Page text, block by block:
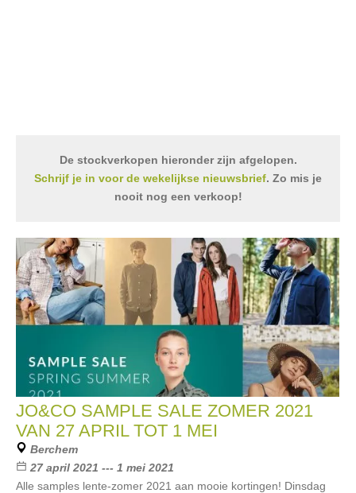
De stockverkopen hieronder zijn afgelopen.
Schrijf je in voor de wekelijkse nieuwsbrief. Zo mis je
nooit nog een verkoop!
JO&CO SAMPLE SALE ZOMER 2021
VAN 27 APRIL TOT 1 MEI
Berchem
27 april 2021 --- 1 mei 2021
Alle samples lente-zomer 2021 aan mooie kortingen! Dinsdag